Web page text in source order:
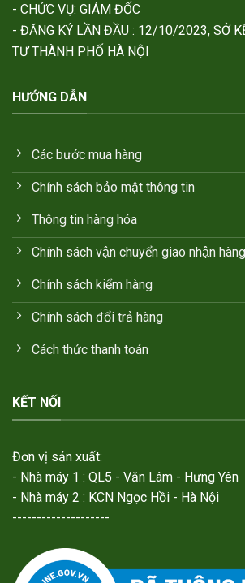
- CHỨC VỤ: GIÁM ĐỐC
- ĐĂNG KÝ LẦN ĐẦU : 12/10/2023, SỞ
TƯ THÀNH PHỐ HÀ NỘI
HƯỚNG DẪN
Các bước mua hàng
Chính sách bảo mật thông tin
Thông tin hàng hóa
Chính sách vận chuyển giao nhận hàng
Chính sách kiểm hàng
Chính sách đổi trả hàng
Cách thức thanh toán
KẾT NỐI
Đơn vị sản xuất:
- Nhà máy 1 : QL5 - Văn Lâm - Hưng Yên
- Nhà máy 2 : KCN Ngọc Hồi - Hà Nội
--------------------